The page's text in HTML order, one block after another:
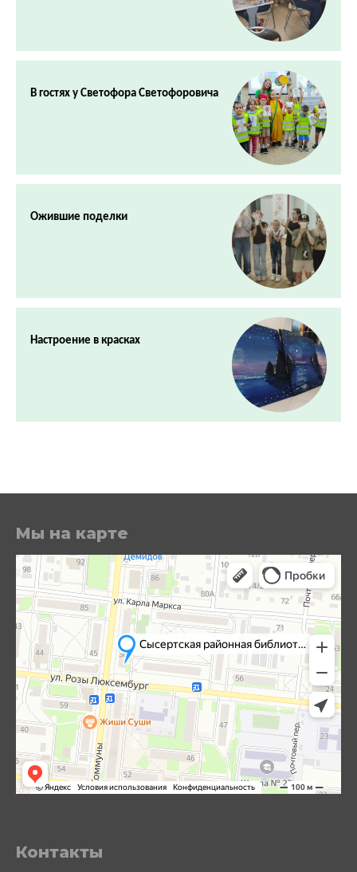
В гостях у Светофора Светофоровича
Ожившие поделки
Настроение в красках
Мы на карте
Контакты